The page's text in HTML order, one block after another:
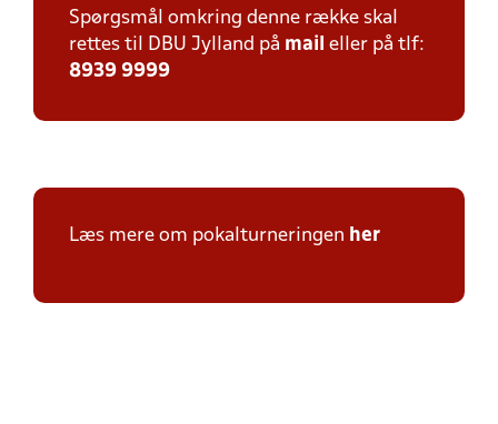
Spørgsmål omkring denne række skal
rettes til DBU Jylland på mail eller på tlf:
8939 9999
Læs mere om pokalturneringen her